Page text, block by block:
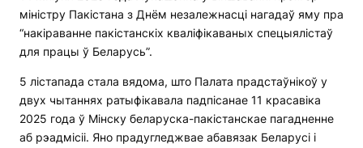
міністру Пакістана з Днём незалежнасці нагадаў яму пра
“накіраванне пакістанскіх кваліфікаваных спецыялістаў
для працы ў Беларусь”.
5 лістапада стала вядома, што Палата прадстаўнікоў у
двух чытаннях ратыфікавала падпісанае 11 красавіка
2025 года ў Мінску беларуска-пакістанскае пагадненне
аб рэадмісіі. Яно прадугледжвае абавязак Беларусі і